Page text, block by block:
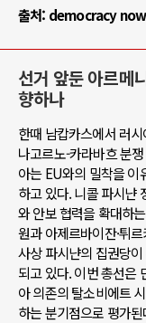
출처: democracy now
선거 앞둔 아르메
향하나
한때 남캅카스에서 러
나고르노-카라바흐 분
아는 EU와의 밀착을 이
하고 있다. 니콜 파시냔
와 안보 협력을 확대하
원과 아제르바이잔·튀
사상 파시냔의 집권당
되고 있다. 이번 총선은
아 의존의 탈소비에트
하는 분기점으로 평가